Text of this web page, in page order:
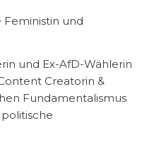
Feministin und
und Ex-AfD-Wählerin
Creatorin &
Fundamentalismus